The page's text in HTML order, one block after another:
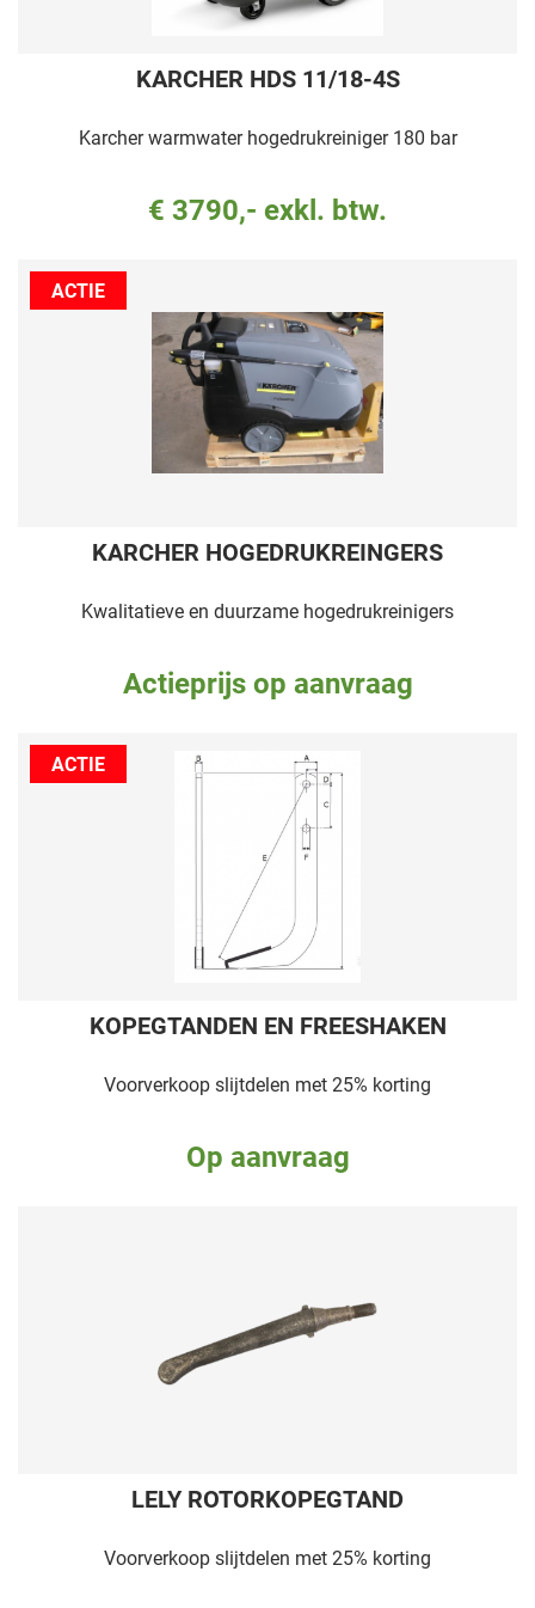
KARCHER HDS 11/18-4S
Karcher warmwater hogedrukreiniger 180 bar
€ 3790,- exkl. btw.
ACTIE
KARCHER HOGEDRUKREINGERS
Kwalitatieve en duurzame hogedrukreinigers
Actieprijs op aanvraag
ACTIE
KOPEGTANDEN EN FREESHAKEN
Voorverkoop slijtdelen met 25% korting
Op aanvraag
LELY ROTORKOPEGTAND
Voorverkoop slijtdelen met 25% korting